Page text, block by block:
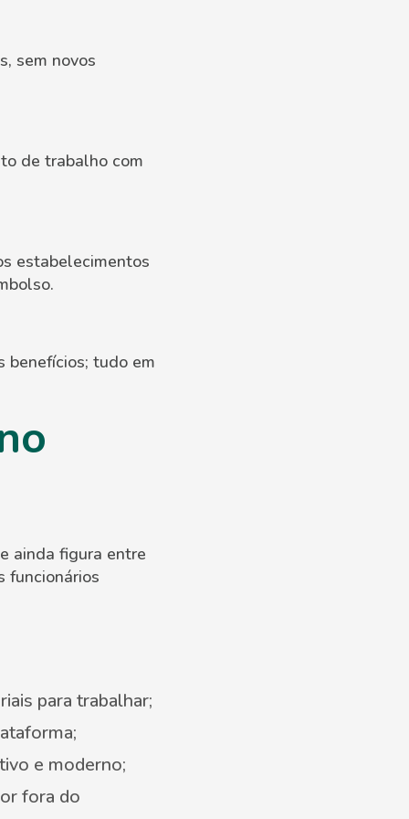
sem novos
de trabalho com
estabelecimentos
benefícios; tudo em
ainda figura entre
funcionários
para trabalhar;
e moderno;
fora do